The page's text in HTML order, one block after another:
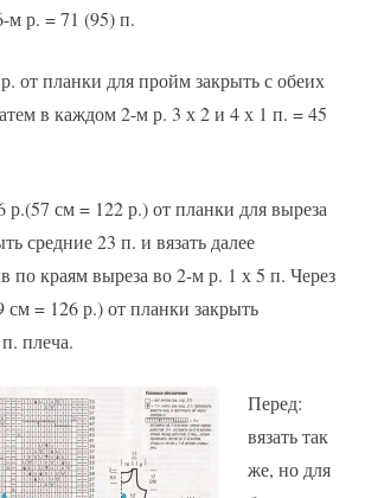
м р. = 71 (95) п.
от планки для пройм закрыть с обеих
в каждом 2-м р. 3 х 2 и 4 х 1 п. = 45
р.(57 см = 122 р.) от планки для выреза
средние 23 п. и вязать далее
по краям выреза во 2-м р. 1 х 5 п. Через
см = 126 р.) от планки закрыть
плеча.
Перед:
вязать так
же, но для